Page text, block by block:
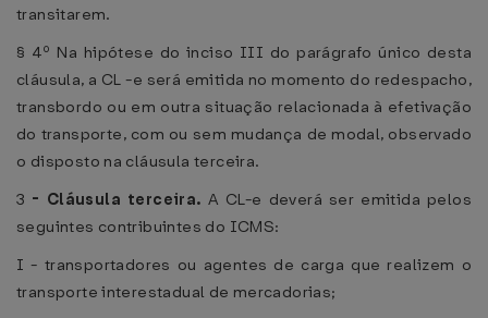
transitarem.
§ 4º Na hipótese do inciso III do parágrafo único desta
cláusula, a CL -e será emitida no momento do redespacho,
transbordo ou em outra situação relacionada à efetivação
do transporte, com ou sem mudança de modal, observado
o disposto na cláusula terceira.
3 - Cláusula terceira. A CL-e deverá ser emitida pelos
seguintes contribuintes do ICMS:
I - transportadores ou agentes de carga que realizem o
transporte interestadual de mercadorias;